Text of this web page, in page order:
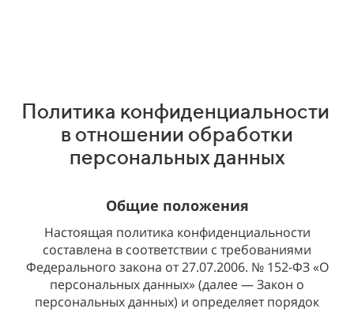
Политика конфиденциальности
в отношении обработки
персональных данных
Общие положения
Настоящая политика конфиденциальности
составлена в соответствии с требованиями
Федерального закона от 27.07.2006. № 152-ФЗ «О
персональных данных» (далее — Закон о
персональных данных) и определяет порядок